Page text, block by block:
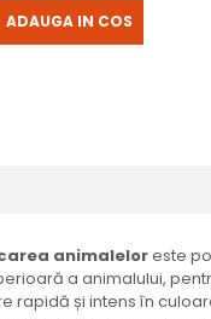
ADAUGA IN COS
animaleloreste
a animalului,
rapidă și intens în